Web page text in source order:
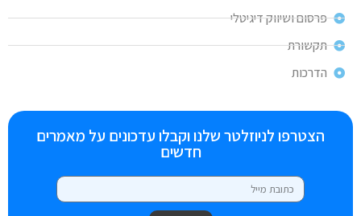
פרסום ושיווק דיגיטלי
תקשורת
הדרכות
הצטרפו לניוזלטר שלנו וקבלו עדכונים על מאמרים
חדשים